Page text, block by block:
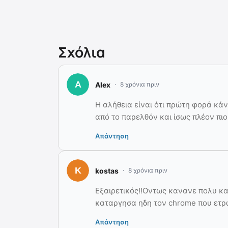
Σχόλια
Alex 8 χρόνια πριν
Η αλήθεια είναι ότι πρώτη φορά
από το παρελθόν και ίσως πλέον
Απάντηση
kostas 8 χρόνια πριν
Εξαιρετικός!!Οντως κανανε πολυ
καταργησα ηδη τον chrome που
Απάντηση